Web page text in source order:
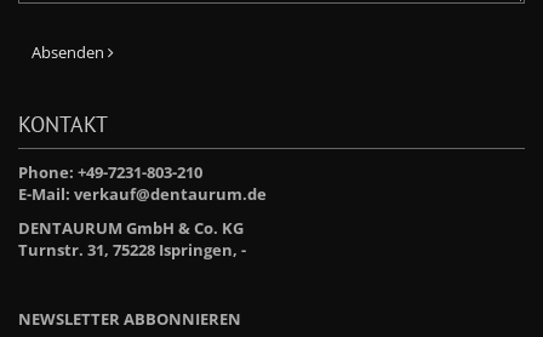
Absenden
KONTAKT
Phone: +49-7231-803-210
E-Mail: verkauf@dentaurum.de
DENTAURUM GmbH & Co. KG
Turnstr. 31, 75228 Ispringen, -
NEWSLETTER ABBONNIEREN